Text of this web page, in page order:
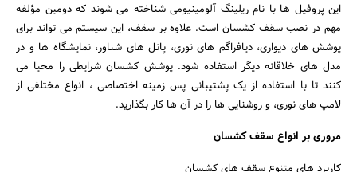
این پروفیل ها با نام ریلینگ آلومینیومی شناخته می شوند که دومین مؤلفه
مهم در نصب سقف کشسان است. علاوه بر سقف، این سیستم می تواند برای
پوشش های دیواری، دیافراگم های نوری، پانل های شناور، نمایشگاه ها و در
مدل های خلاقانه دیگر استفاده شود. پوشش کشسان شرایطی را محیا می
کنند تا با استفاده از یک پشتیبانی پس زمینه اختصاصی ، انواع مختلفی از
لامپ های نوری، و روشنایی ها را در آن ها کار بگذارید.
مروری بر انواع سقف کشسان